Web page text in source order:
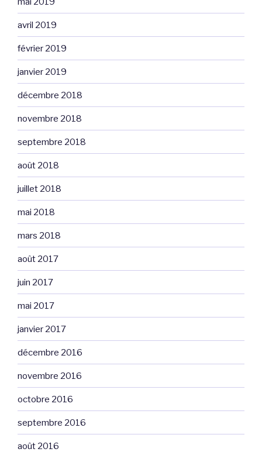
avril 2019
février 2019
janvier 2019
décembre 2018
novembre 2018
septembre 2018
août 2018
juillet 2018
mai 2018
mars 2018
août 2017
juin 2017
mai 2017
janvier 2017
décembre 2016
novembre 2016
octobre 2016
septembre 2016
août 2016